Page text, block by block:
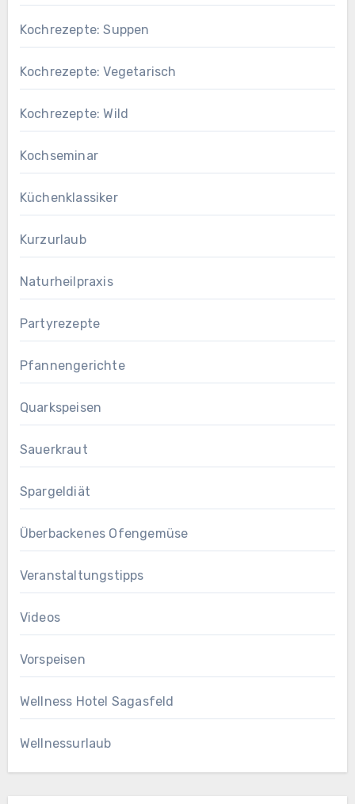
Kochrezepte: Suppen
Kochrezepte: Vegetarisch
Kochrezepte: Wild
Kochseminar
Küchenklassiker
Kurzurlaub
Naturheilpraxis
Partyrezepte
Pfannengerichte
Quarkspeisen
Sauerkraut
Spargeldiät
Überbackenes Ofengemüse
Veranstaltungstipps
Videos
Vorspeisen
Wellness Hotel Sagasfeld
Wellnessurlaub